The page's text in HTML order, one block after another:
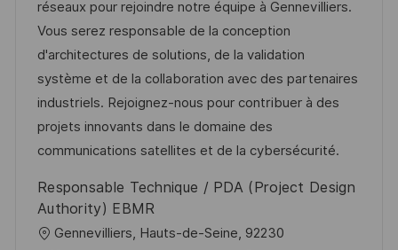
t
i
o
n
t
e
d
D
a
t
e
I
d
t
e
g
o
r
y
réseaux pour rejoindre notre équipe à Gennevilliers.
Vous serez responsable de la conception
d'architectures de solutions, de la validation
système et de la collaboration avec des partenaires
industriels. Rejoignez-nous pour contribuer à des
projets innovants dans le domaine des
communications satellites et de la cybersécurité.
Responsable Technique / PDA (Project Design
Authority) EBMR
L
Gennevilliers, Hauts-de-Seine, 92230